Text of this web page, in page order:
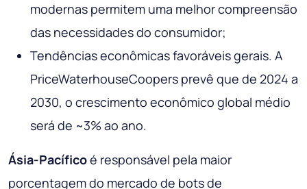
modernas permitem uma melhor compreensão
das necessidades do consumidor;
Tendências econômicas favoráveis ​​gerais. A
PriceWaterhouseCoopers prevê que de 2024 a
2030, o crescimento econômico global médio
será de ~3% ao ano.
Ásia-Pacíficoé responsável pela maior
porcentagem do mercado de bots de